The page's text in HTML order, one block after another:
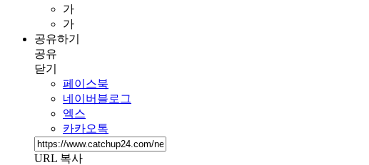
가
가
공유하기
공유
닫기
페이스북
네이버블로그
엑스
카카오톡
URL 복사